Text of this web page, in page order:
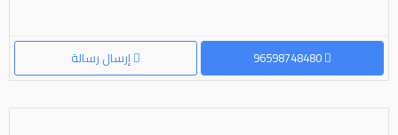
إرسال رسالة